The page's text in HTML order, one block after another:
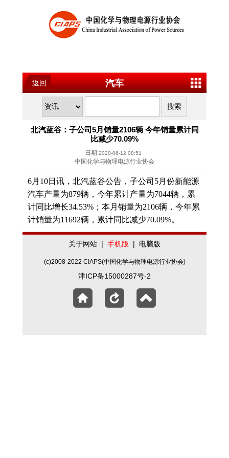
返回 汽车
北汽蓝谷：子公司5月销量2106辆 今年销量累计同
比减少70.09%
日期:2020-06-12 08:51
中国化学与物理电源行业协会
6月10日讯，北汽蓝谷公告，子公司5月份新能源
汽车产量为879辆，今年累计产量为7044辆，累
计同比增长34.53%；本月销量为2106辆，今年累
计销量为11692辆，累计同比减少70.09%。
关于网站 | 手机版 | 电脑版
(c)2008-2022 CIAPS(中国化学与物理电源行业协会)
津ICP备15000287号-2